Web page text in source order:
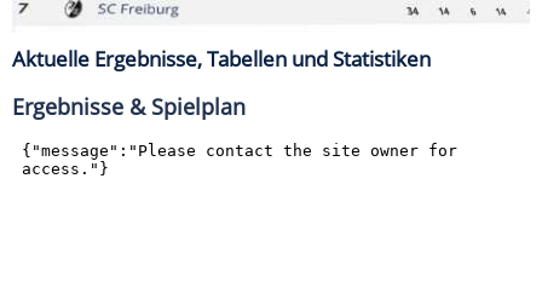
Aktuelle Ergebnisse, Tabellen und Statistiken
Ergebnisse & Spielplan